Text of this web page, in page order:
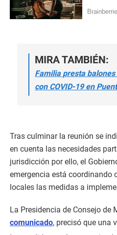
MIRA TAMBIÉN:
Familia presta
con COVID-19 en
Tras culminar la reunión se
en cuenta las necesidades
jurisdicción por ello, el
emergencia está coordinando
locales las medidas a
La Presidencia de Consejo de
comunicado, precisó que una